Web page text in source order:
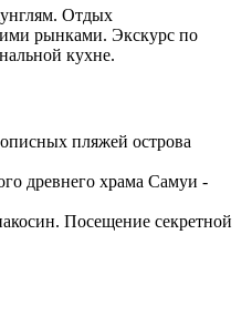
Отдых
рынками. Экскурс по
кухне.
пляжей острова
древнего храма Самуи -
Посещение секретной